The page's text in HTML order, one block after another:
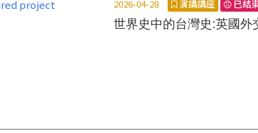
2026-04-28 演講講座 已結
世界史中的台灣史:英國外